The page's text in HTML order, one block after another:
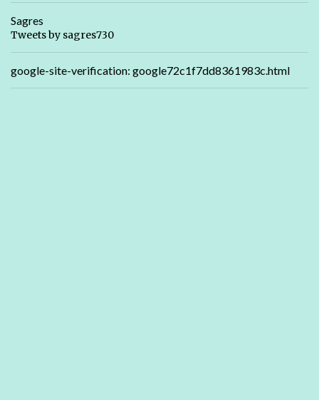
Sagres
Tweets by sagres730
google-site-verification: google72c1f7dd8361983c.html